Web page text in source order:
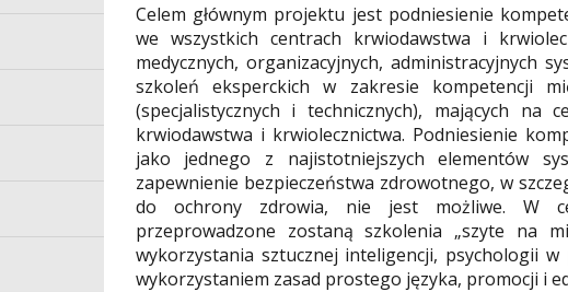
Celem głównym projektu jest podniesienie
we wszystkich centrach krwiodawstwa i
medycznych, organizacyjnych, administracyjnych
szkoleń eksperckich w zakresie kompetencji
(specjalistycznych i technicznych), mających na
krwiodawstwa i krwiolecznictwa. Podniesienie
jako jednego z najistotniejszych elementów
zapewnienie bezpieczeństwa zdrowotnego, w
do ochrony zdrowia, nie jest możliwe. W
przeprowadzone zostaną szkolenia „szyte na
wykorzystania sztucznej inteligencji, psychologii
wykorzystaniem zasad prostego języka, promocji i